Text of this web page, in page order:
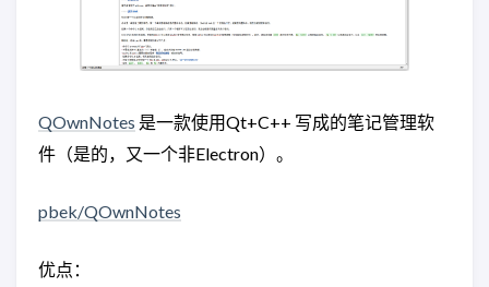
QOwnNotes 是一款使用Qt+C++ 写成的笔记管理软
件（是的，又一个非Electron）。
pbek/QOwnNotes
优点：